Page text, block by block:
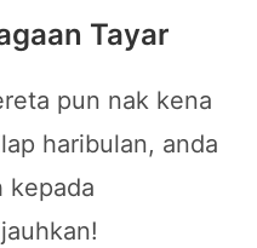
Tayar
pun nak kena
haribulan, anda
kepada